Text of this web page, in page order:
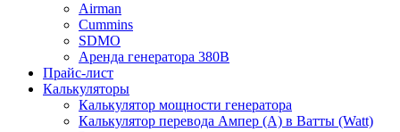
Airman
Cummins
SDMO
Аренда генератора 380В
Прайс-лист
Калькуляторы
Калькулятор мощности генератора
Калькулятор перевода Ампер (A) в Ватты (Watt)